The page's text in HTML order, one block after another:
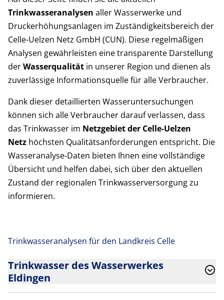
Trinkwasseranalysen aller Wasserwerke und
Druckerhöhungsanlagen im Zuständigkeitsbereich der
Celle-Uelzen Netz GmbH (CUN). Diese regelmäßigen
Analysen gewährleisten eine transparente Darstellung
derWasserqualität in unserer Region und dienen als
zuverlässige Informationsquelle für alle Verbraucher.
Dank dieser detaillierten Wasseruntersuchungen
können sich alle Verbraucher darauf verlassen, dass
das Trinkwasser im Netzgebiet der Celle-Uelzen
Netz höchsten Qualitätsanforderungen entspricht. Die
Wasseranalyse-Daten bieten Ihnen eine vollständige
Übersicht und helfen dabei, sich über den aktuellen
Zustand der regionalen Trinkwasserversorgung zu
informieren.
Trinkwasseranalysen für den Landkreis Celle
Trinkwasser des Wasserwerkes
Eldingen